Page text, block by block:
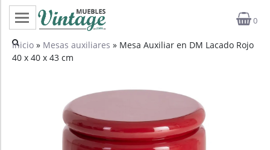
0
Categorías
Inicio » Mesas auxiliares » Mesa Auxiliar en DM Lacado Rojo
40 x 40 x 43 cm